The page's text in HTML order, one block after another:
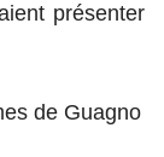
présenter
de Guagno